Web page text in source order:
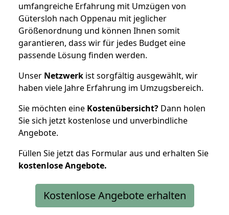
umfangreiche Erfahrung mit Umzügen von
Gütersloh nach Oppenau mit jeglicher
Größenordnung und können Ihnen somit
garantieren, dass wir für jedes Budget eine
passende Lösung finden werden.
Unser Netzwerk ist sorgfältig ausgewählt, wir
haben viele Jahre Erfahrung im Umzugsbereich.
Sie möchten eine Kostenübersicht? Dann holen
Sie sich jetzt kostenlose und unverbindliche
Angebote.
Füllen Sie jetzt das Formular aus und erhalten Sie
kostenloseAngebote.
Kostenlose Angebote erhalten